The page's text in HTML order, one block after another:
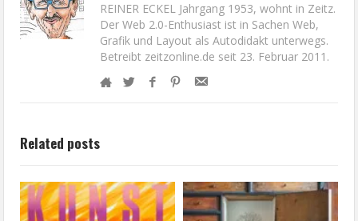
REINER ECKEL Jahrgang 1953, wohnt in Zeitz.
Der Web 2.0-Enthusiast ist in Sachen Web,
Grafik und Layout als Autodidakt unterwegs.
Betreibt zeitzonline.de seit 23. Februar 2011.
Related posts